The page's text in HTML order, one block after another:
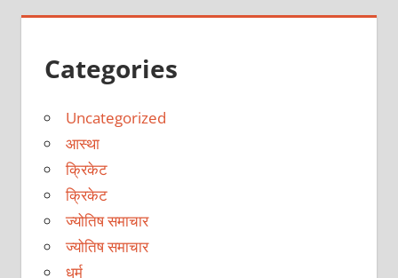
Categories
Uncategorized
आस्था
क्रिकेट
क्रिकेट
ज्योतिष समाचार
ज्योतिष समाचार
धर्म